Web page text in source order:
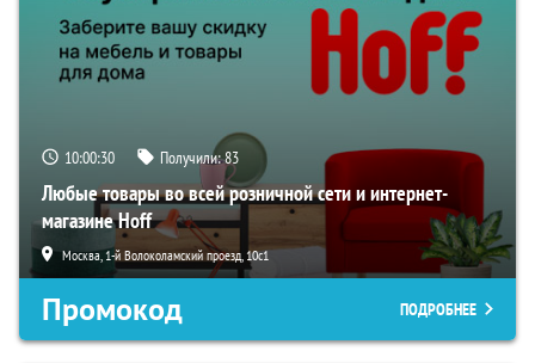
10:00:29 Получили:83
Любые товары во всей розничной сети и интернет-
магазине Hoff
Москва, 1-й Волоколамский проезд, 10с1
Промокод ПОДРОБНЕЕ